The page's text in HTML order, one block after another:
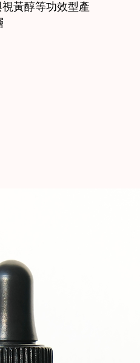
黃醇等功效型產